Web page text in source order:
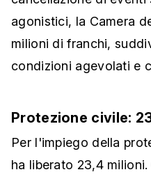
agonistici, la Camera
milioni di franchi,
condizioni agevolati e
Protezione civile:
Per l'impiego della
ha liberato 23,4